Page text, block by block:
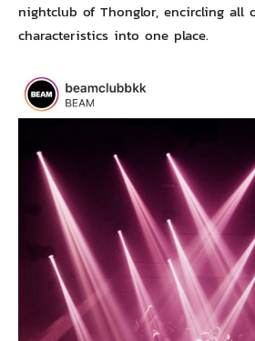
nightclub of Thonglor, encircling all
characteristics into one place.